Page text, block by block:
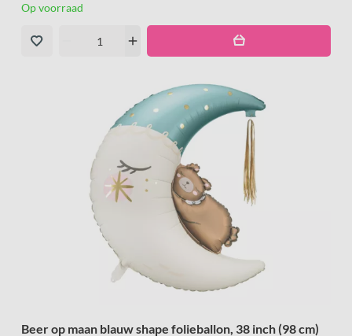
Op voorraad
add
Beer op maan blauw shape folieballon, 38 inch (98 cm)